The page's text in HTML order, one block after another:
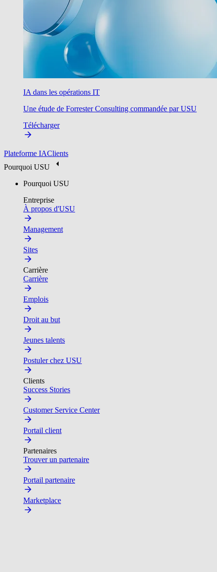
IA dans les opérations IT
Une étude de Forrester Consulting commandée par USU
Télécharger
Plateforme IAClients
Pourquoi USU
Pourquoi USU
Entreprise
À propos d'USU
Management
Sites
Carrière
Carrière
Emplois
Droit au but
Jeunes talents
Postuler chez USU
Clients
Success Stories
Customer Service Center
Portail client
Partenaires
Trouver un partenaire
Portail partenaire
Marketplace